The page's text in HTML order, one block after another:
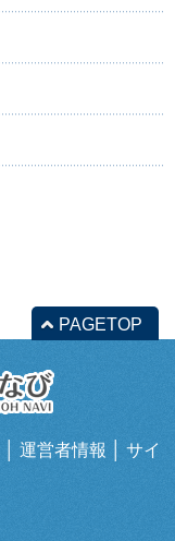
PAGETOP
運営者情報
サイ